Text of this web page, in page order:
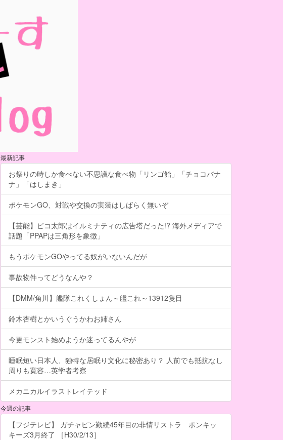
最新記事
お祭りの時しか食べない不思議な食べ物「リンゴ飴」「チョコバナ
ナ」「はしまき」
ポケモンGO、対戦や交換の実装はしばらく無いぞ
【芸能】ピコ太郎はイルミナティの広告塔だった!? 海外メディアで
話題「PPAPは三角形を象徴」
もうポケモンGOやってる奴がいないんだが
事故物件ってどうなんや？
【DMM/角川】艦隊これくしょん～艦これ～13912隻目
鈴木杏樹とかいうぐうかわお姉さん
今更モンスト始めようか迷ってるんやが
睡眠短い日本人、独特な居眠り文化に秘密あり？ 人前でも抵抗なし
周りも寛容…英学者考察
メカニカルイラストレイテッド
今週の記事
【フジテレビ】 ガチャピン勤続45年目の非情リストラ ポンキッ
キーズ3月終了 ［H30/2/13］